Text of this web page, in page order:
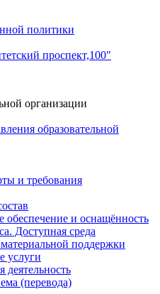
политики
проспект,100"
организации
образовательной
и требования
обеспечение и оснащённость
Доступная среда
поддержки
услуги
деятельность
(перевода)